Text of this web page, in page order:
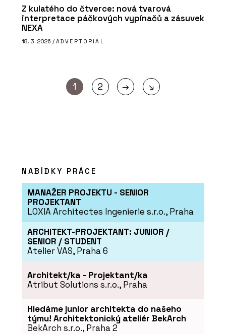
Z kulatého do čtverce: nová tvarová
interpretace páčkových vypínačů a zásuvek
NEXA
18. 3. 2026 / ADVERTORIAL
1 2 → ↘
NABÍDKY PRÁCE
MANAŽER PROJEKTU - SENIOR
PROJEKTANT
LOXIA Architectes Ingenierie s.r.o., Praha
ARCHITEKT-PROJEKTANT: JUNIOR /
SENIOR / STUDENT
Atelier VAS, Praha 6
Architekt/ka - Projektant/ka
Atribut Solutions s.r.o., Praha
Hledáme junior architekta do našeho
týmu! Architektonický ateliér BekArch
BekArch s.r.o., Praha 2